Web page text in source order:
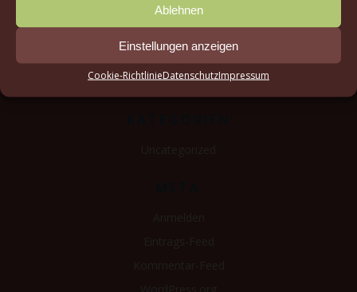
Ablehnen
Einstellungen anzeigen
Cookie-RichtlinieDatenschutzImpressum
ARCHIV
Januar 2021
April 2019